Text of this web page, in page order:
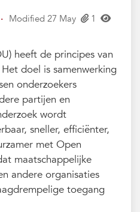
· Modified 27 May
1
heeft de principes van
doel is samenwerking
onderzoekers
partijen en
wordt
sneller, efficiënter,
met Open
maatschappelijke
andere organisaties
toegang